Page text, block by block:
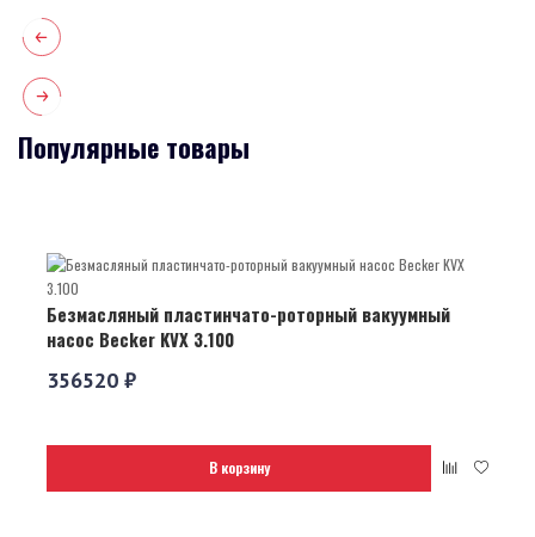
Популярные товары
Безмасляный пластинчато-роторный вакуумный
насос Becker KVX 3.100
356520 ₽
В корзину